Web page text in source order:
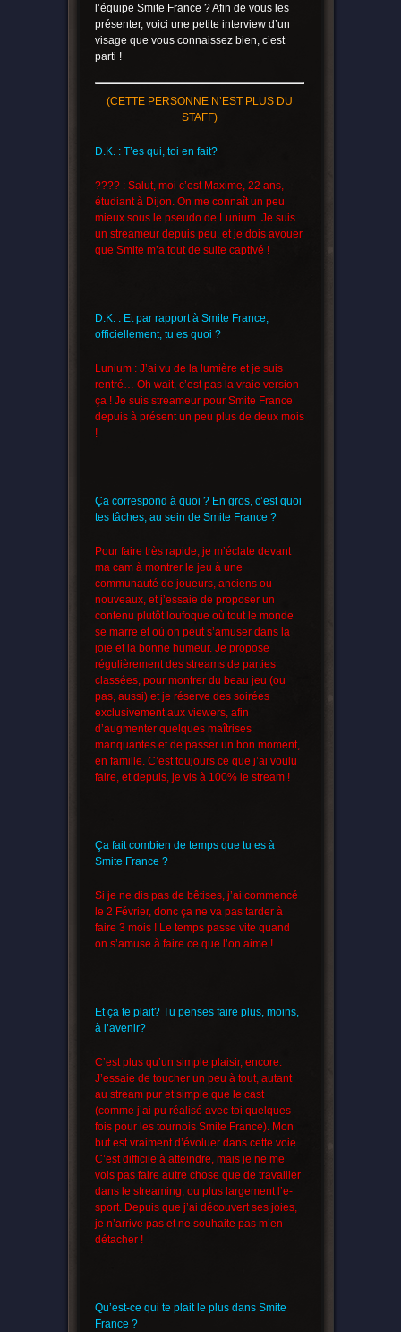
l’équipe Smite France ? Afin de vous les
présenter, voici une petite interview d’un
visage que vous connaissez bien, c’est
parti !
(CETTE PERSONNE N’EST PLUS DU
STAFF)
D.K. : T’es qui, toi en fait?
???? : Salut, moi c’est Maxime, 22 ans,
étudiant à Dijon. On me connaît un peu
mieux sous le pseudo de Lunium. Je suis
un streameur depuis peu, et je dois avouer
que Smite m’a tout de suite captivé !
D.K. : Et par rapport à Smite France,
officiellement, tu es quoi ?
Lunium : J’ai vu de la lumière et je suis
rentré… Oh wait, c’est pas la vraie version
ça ! Je suis streameur pour Smite France
depuis à présent un peu plus de deux mois
!
Ça correspond à quoi ? En gros, c’est quoi
tes tâches, au sein de Smite France ?
Pour faire très rapide, je m’éclate devant
ma cam à montrer le jeu à une
communauté de joueurs, anciens ou
nouveaux, et j’essaie de proposer un
contenu plutôt loufoque où tout le monde
se marre et où on peut s’amuser dans la
joie et la bonne humeur. Je propose
régulièrement des streams de parties
classées, pour montrer du beau jeu (ou
pas, aussi) et je réserve des soirées
exclusivement aux viewers, afin
d’augmenter quelques maîtrises
manquantes et de passer un bon moment,
en famille. C’est toujours ce que j’ai voulu
faire, et depuis, je vis à 100% le stream !
Ça fait combien de temps que tu es à
Smite France ?
Si je ne dis pas de bêtises, j’ai commencé
le 2 Février, donc ça ne va pas tarder à
faire 3 mois ! Le temps passe vite quand
on s’amuse à faire ce que l’on aime !
Et ça te plait? Tu penses faire plus, moins,
à l’avenir?
C’est plus qu’un simple plaisir, encore.
J’essaie de toucher un peu à tout, autant
au stream pur et simple que le cast
(comme j’ai pu réalisé avec toi quelques
fois pour les tournois Smite France). Mon
but est vraiment d’évoluer dans cette voie.
C’est difficile à atteindre, mais je ne me
vois pas faire autre chose que de travailler
dans le streaming, ou plus largement l’e-
sport. Depuis que j’ai découvert ses joies,
je n’arrive pas et ne souhaite pas m’en
détacher !
Qu’est-ce qui te plait le plus dans Smite
France ?